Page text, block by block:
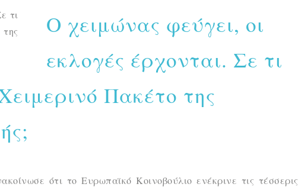
Ο χειμώνας φεύγει, οι
εκλογές έρχονται. Σε τι
Πακέτο της
ότι το Ευρωπαϊκό Κοινοβούλιο ενέκρινε τις τέσσερις